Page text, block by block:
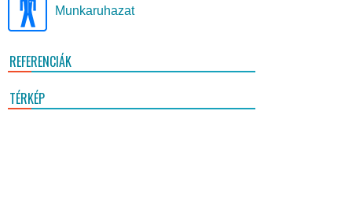
Munkaruhazat
REFERENCIÁK
TÉRKÉP